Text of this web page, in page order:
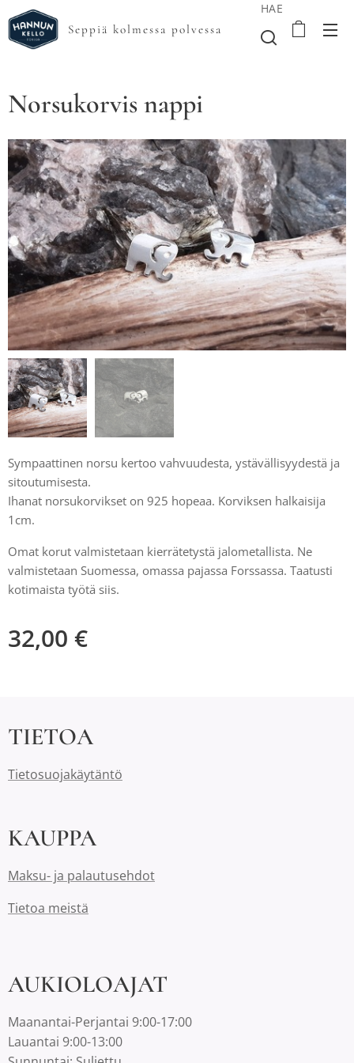
Seppiä kolmessa polvessa
HAE
Norsukorvis nappi
Sympaattinen norsu kertoo vahvuudesta, ystävällisyydestä ja
sitoutumisesta.
Ihanat norsukorvikset on 925 hopeaa. Korviksen halkaisija
1cm.
Omat korut valmistetaan kierrätetystä jalometallista. Ne
valmistetaan Suomessa, omassa pajassa Forssassa. Taatusti
kotimaista työtä siis.
32,00 €
TIETOA
Tietosuojakäytäntö
KAUPPA
Maksu- ja palautusehdot
Tietoa meistä
AUKIOLOAJAT
Maanantai-Perjantai 9:00-17:00
Lauantai 9:00-13:00